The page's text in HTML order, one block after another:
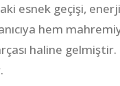
esnek geçişi,
hem
haline